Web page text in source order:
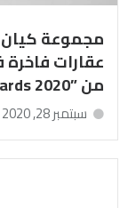
مجموعة كيان
عقارات
من ”Luxury Lifestyle Awards 2020“
سبتمبر 28, 2020